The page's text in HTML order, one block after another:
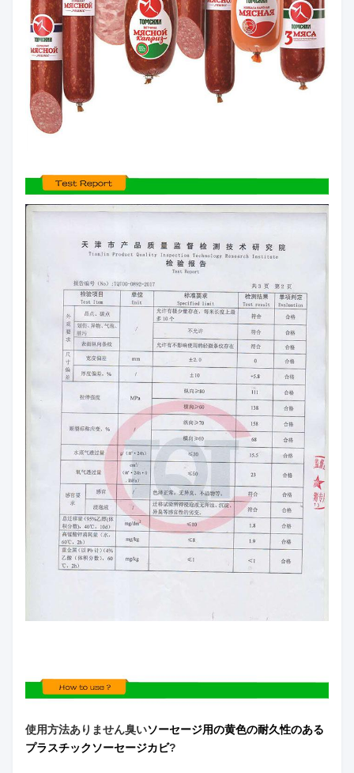
使用方法ありません臭いソーセージ用の黄色の耐久性のある
プラスチックソーセージカビ?